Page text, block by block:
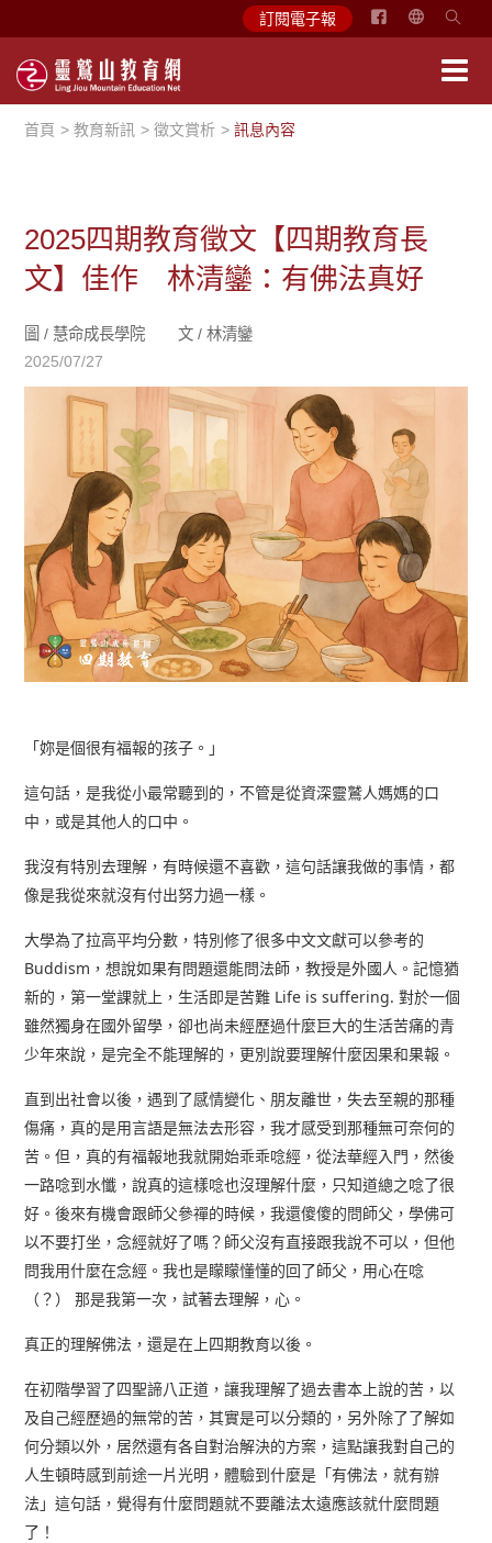
訂閱電子報
简
首頁 教育新訊 徵文賞析 訊息內容
2025四期教育徵文【四期教育長
文】佳作 林清鑾：有佛法真好
圖 / 慧命成長學院 文 /林清鑾
2025/07/27
「妳是個很有福報的孩子。」
這句話，是我從小最常聽到的，不管是從資深靈鷲人媽媽的口
中，或是其他人的口中。
我沒有特別去理解，有時候還不喜歡，這句話讓我做的事情，都
像是我從來就沒有付出努力過一樣。
大學為了拉高平均分數，特別修了很多中文文獻可以參考的
Buddism，想說如果有問題還能問法師，教授是外國人。記憶猶
新的，第一堂課就上，生活即是苦難 Life is suffering. 對於一個
雖然獨身在國外留學，卻也尚未經歷過什麼巨大的生活苦痛的青
少年來說，是完全不能理解的，更別說要理解什麼因果和果報。
直到出社會以後，遇到了感情變化、朋友離世，失去至親的那種
傷痛，真的是用言語是無法去形容，我才感受到那種無可奈何的
苦。但，真的有福報地我就開始乖乖唸經，從法華經入門，然後
一路唸到水懺，說真的這樣唸也沒理解什麼，只知道總之唸了很
好。後來有機會跟師父參禪的時候，我還傻傻的問師父，學佛可
以不要打坐，念經就好了嗎？師父沒有直接跟我說不可以，但他
問我用什麼在念經。我也是矇矇懂懂的回了師父，用心在唸
（？） 那是我第一次，試著去理解，心。
真正的理解佛法，還是在上四期教育以後。
在初階學習了四聖諦八正道，讓我理解了過去書本上說的苦，以
及自己經歷過的無常的苦，其實是可以分類的，另外除了了解如
何分類以外，居然還有各自對治解決的方案，這點讓我對自己的
人生頓時感到前途一片光明，體驗到什麼是「有佛法，就有辦
法」這句話，覺得有什麼問題就不要離法太遠應該就什麼問題
了！